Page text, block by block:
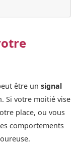
être un signal
Si votre moitié vise
place, ou vous
comportements